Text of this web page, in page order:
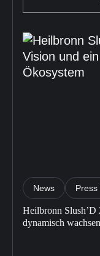
News Press
Heilbronn
dynamisch